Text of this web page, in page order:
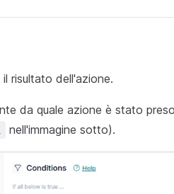
risultato dell'azione.
da quale azione è stato
nell'immagine sotto).